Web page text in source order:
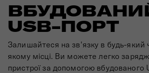
USB-ПОРТ
Залишайтеся на зв'язку в будь-який
якому місці. Ви можете легко
пристрої за допомогою вбудованого